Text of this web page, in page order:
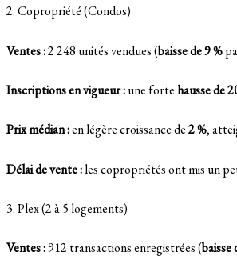
2. Copropriété (Condos)
Ventes :2 248 unités vendues (baisse de 9 %
Inscriptions en vigueur :une fortehausse de
Prix médian :en légère croissance de2 %,
Délai de vente :les copropriétés ont mis un
3. Plex (2 à 5 logements)
Ventes :912 transactions enregistrées (baisse